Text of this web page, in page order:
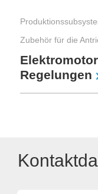
Zubehör für die
Regelungen